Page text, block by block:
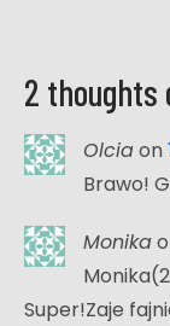
2 thoughts
Olciaon
Brawo!
Monika
Super!Zaje